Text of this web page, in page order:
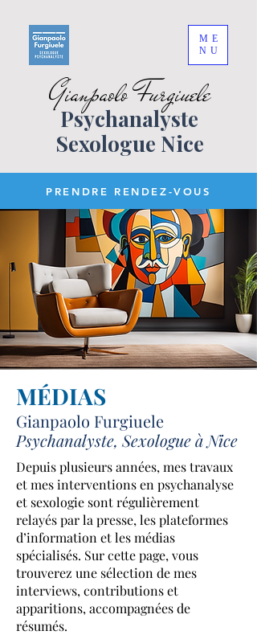
Gianpaolo Furgiuele
Psychanalyste
Sexologue Nice
PRENDRE RENDEZ-VOUS
ME
NU
MÉDIAS
Gianpaolo Furgiuele
Psychanalyste, Sexologue à Nice
Depuis plusieurs années, mes travaux
et mes interventions en psychanalyse
et sexologie sont régulièrement
relayés par la presse, les plateformes
d’information et les médias
spécialisés. Sur cette page, vous
trouverez une sélection de mes
interviews, contributions et
apparitions, accompagnées de
résumés.